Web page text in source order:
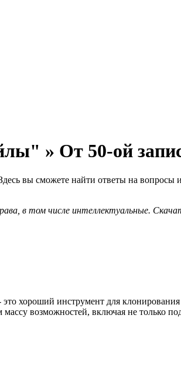
» От 50-ой
вы сможете найти ответы на
в том числе интеллектуальные.
хороший инструмент для
возможностей, включая не только